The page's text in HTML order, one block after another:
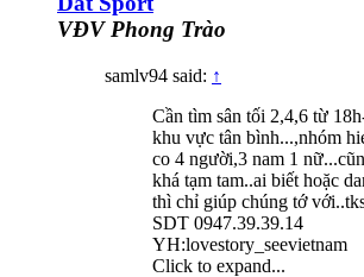
VĐV Phong Trào
samlv94 said: ↑
Cần tìm sân tối 2,4,6 từ
khu vực tân bình...,nhóm
co 4 người,3 nam 1
khá tạm tam..ai biết hoặc
thì chỉ giúp chúng tớ
SDT 0947.39.39.14
YH:lovestory_seevietnam
Click to expand...